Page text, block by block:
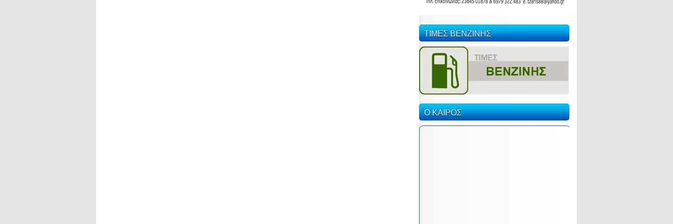
ΤΙΜΕΣ ΒΕΝΖΙΝΗΣ
Ο ΚΑΙΡΟΣ